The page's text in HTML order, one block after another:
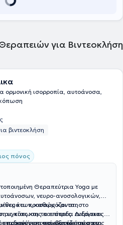
για Βιντεοκλήση
ορμονική ισορροπία, αυτοάνοσα,
βιντεοκλήση
πόνος
Θεραπεύτρια Yoga με
νευρο-ανοσολογικών,
θεμάτων, καθώς και στη
κόπωσης και στρες. Διδάσκει
προσέγγιση που βασίζεται στην
και προσαρμόζονται στο
υγείας και τα επίπεδα ενέργειας
κινήσεις για κινητικότητα και
σταδιακή υποστήριξη του σώματος